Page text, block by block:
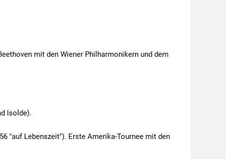
mit den Wiener Philharmonikern und dem
Isolde).
"auf Lebenszeit"). Erste Amerika-Tournee mit den